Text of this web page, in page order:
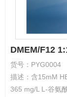
DMEM/F12
货号： PYG0004
描述： 含15mM
365 mg/L L-谷氨